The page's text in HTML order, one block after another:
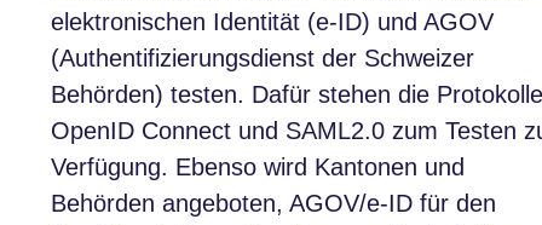
elektronischen Identität (e-ID) und AGOV
(Authentifizierungsdienst der Schweizer
Behörden) testen. Dafür stehen die Protokolle
OpenID Connect und SAML2.0 zum Testen
Verfügung. Ebenso wird Kantonen und
Behörden angeboten, AGOV/e-ID für den